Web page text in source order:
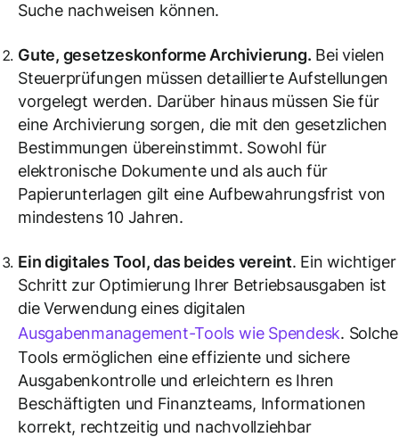
Suche nachweisen können.
Gute, gesetzeskonforme Archivierung. Bei vielen
Steuerprüfungen müssen detaillierte Aufstellungen
vorgelegt werden. Darüber hinaus müssen Sie für
eine Archivierung sorgen, die mit den gesetzlichen
Bestimmungen übereinstimmt. Sowohl für
elektronische Dokumente und als auch für
Papierunterlagen gilt eine Aufbewahrungsfrist von
mindestens 10 Jahren.
Ein digitales Tool, das beides vereint. Ein wichtiger
Schritt zur Optimierung Ihrer Betriebsausgaben ist
die Verwendung eines digitalen
Ausgabenmanagement-Tools wie Spendesk. Solche
Tools ermöglichen eine effiziente und sichere
Ausgabenkontrolle und erleichtern es Ihren
Beschäftigten und Finanzteams, Informationen
korrekt, rechtzeitig und nachvollziehbar